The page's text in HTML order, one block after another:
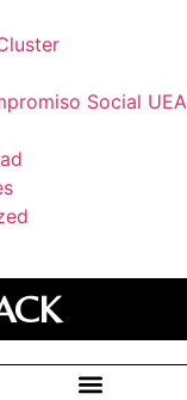
Social UEA